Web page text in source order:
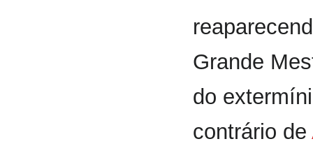
Grande
do
contrário de